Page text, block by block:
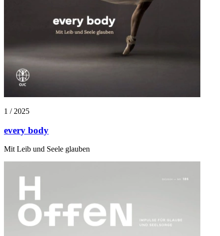
1 / 2025
every body
Mit Leib und Seele glauben